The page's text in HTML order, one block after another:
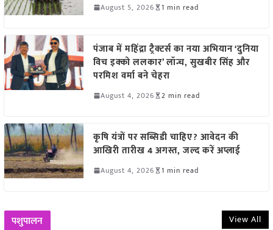
August 5, 2026 1 min read
पंजाब में महिंद्रा ट्रैक्टर्स का नया अभियान ‘दुनिया
विच इक्को ललकार’ लॉन्च, सुखबीर सिंह और
परमिश वर्मा बने चेहरा
August 4, 2026 2 min read
कृषि यंत्रों पर सब्सिडी चाहिए? आवेदन की
आखिरी तारीख 4 अगस्त, जल्द करें अप्लाई
August 4, 2026 1 min read
पशुपालन View All